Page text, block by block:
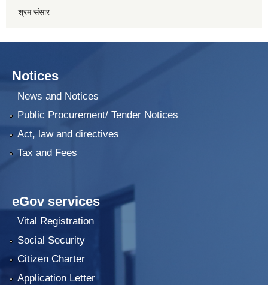
श्रम संसार
Notices
News and Notices
Public Procurement/ Tender Notices
Act, law and directives
Tax and Fees
eGov services
Vital Registration
Social Security
Citizen Charter
Application Letter